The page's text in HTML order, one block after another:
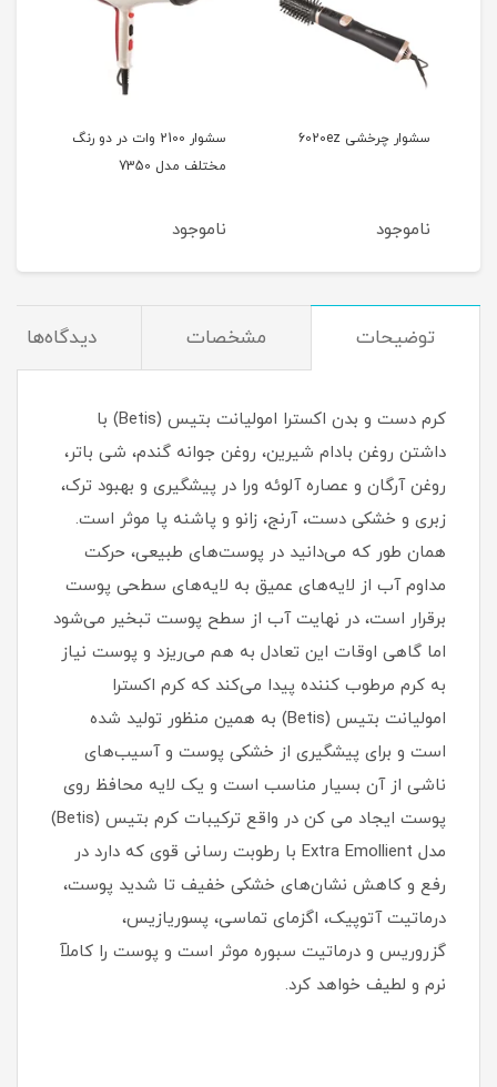
سشوار چرخشی 6020ez
ناموجود
سشوار 2100 وات در دو رنگ
مختلف مدل 7350
ناموجود
توضیحات مشخصات دیدگاه‌ها
کرم دست و بدن اکسترا امولیانت بتیس (Betis) با
داشتن روغن بادام شیرین، روغن جوانه گندم، شی باتر،
روغن آرگان و عصاره آلوئه ورا در پیشگیری و بهبود ترک،
زبری و خشکی دست، آرنج، زانو و پاشنه پا موثر است.
همان طور که می‌دانید در پوست‌های طبیعی، حرکت
مداوم آب از لایه‌های عمیق به لایه‌های سطحی پوست
برقرار است، در نهایت آب از سطح پوست تبخیر می‌شود
اما گاهی اوقات این تعادل به هم می‌ریزد و پوست نیاز
به کرم مرطوب کننده پیدا می‌کند که کرم اکسترا
امولیانت بتیس (Betis) به همین منظور تولید شده
است و برای پیشگیری از خشکی پوست و آسیب‌های
ناشی از آن بسیار مناسب است و یک لایه محافظ روی
پوست ایجاد می کن در واقع ترکیبات کرم بتیس (Betis)
مدل Extra Emollient با رطوبت رسانی قوی که دارد در
رفع و کاهش نشان‌های خشکی خفیف تا شدید پوست،
درماتیت آتوپیک، اگزمای تماسی، پسوریازیس،
گزروریس و درماتیت سبوره موثر است و پوست را کاملآ
نرم و لطیف خواهد کرد.